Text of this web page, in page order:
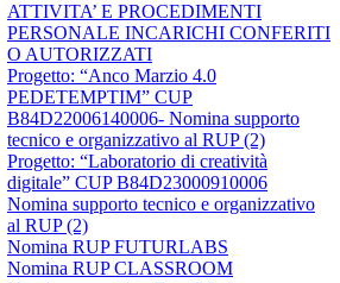
ATTIVITA’ E PROCEDIMENTI
PERSONALE INCARICHI CONFERITI
O AUTORIZZATI
Progetto: “Anco Marzio 4.0
PEDETEMPTIM” CUP
B84D22006140006- Nomina supporto
tecnico e organizzativo al RUP (2)
Progetto: “Laboratorio di creatività
digitale” CUP B84D23000910006
Nomina supporto tecnico e organizzativo
al RUP (2)
Nomina RUP FUTURLABS
Nomina RUP CLASSROOM